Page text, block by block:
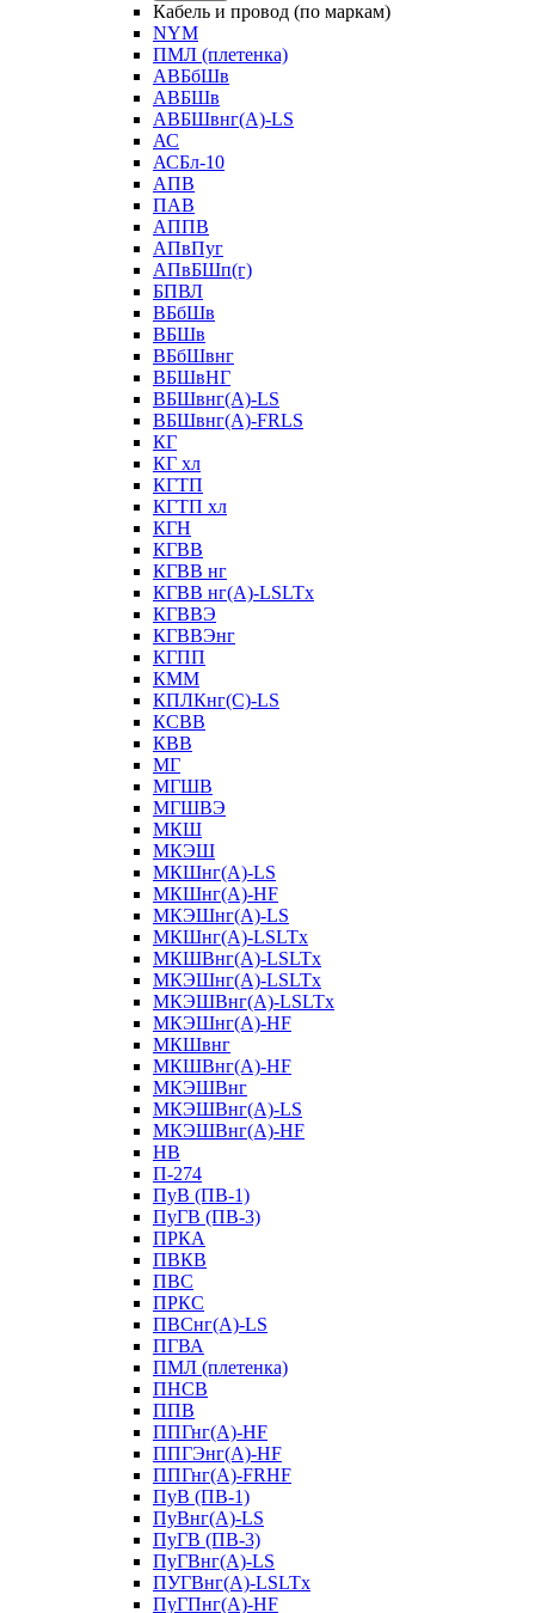
Кабель и провод (по маркам)
NYM
ПМЛ (плетенка)
АВБбШв
АВБШв
АВБШвнг(А)-LS
АС
АСБл-10
АПВ
ПАВ
АППВ
АПвПуг
АПвБШп(г)
БПВЛ
ВБбШв
ВБШв
ВБбШвнг
ВБШвНГ
ВБШвнг(А)-LS
ВБШвнг(А)-FRLS
КГ
КГ хл
КГТП
КГТП хл
КГН
КГВВ
КГВВ нг
КГВВ нг(А)-LSLTx
КГВВЭ
КГВВЭнг
КГПП
КММ
КПЛКнг(C)-LS
КСВВ
КВВ
МГ
МГШВ
МГШВЭ
МКШ
МКЭШ
МКШнг(А)-LS
МКШнг(А)-HF
МКЭШнг(А)-LS
МКШнг(А)-LSLTx
МКШВнг(A)-LSLTx
МКЭШнг(А)-LSLTx
МКЭШВнг(A)-LSLTx
МКЭШнг(А)-HF
МКШвнг
МКШВнг(А)-HF
МКЭШВнг
МКЭШВнг(А)-LS
МКЭШВнг(А)-HF
НВ
П-274
ПуВ (ПВ-1)
ПуГВ (ПВ-3)
ПРКА
ПВКВ
ПВС
ПРКС
ПВСнг(А)-LS
ПГВА
ПМЛ (плетенка)
ПНСВ
ППВ
ППГнг(А)-HF
ППГЭнг(А)-HF
ППГнг(А)-FRHF
ПуВ (ПВ-1)
ПуВнг(А)-LS
ПуГВ (ПВ-3)
ПуГВнг(А)-LS
ПУГВнг(А)-LSLTx
ПуГПнг(А)-HF